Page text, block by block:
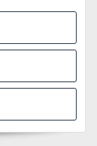
Versand